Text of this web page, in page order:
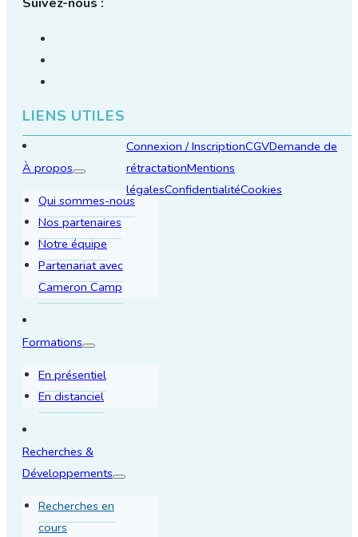
Suivez-nous :
LIENS UTILES
À propos
Qui sommes-nous
Nos partenaires
Notre équipe
Partenariat avec
Cameron Camp
Formations
En présentiel
En distanciel
Recherches &
Développements
Recherches en
cours
Connexion / InscriptionCGVDemande de
rétractationMentions
légalesConfidentialitéCookies